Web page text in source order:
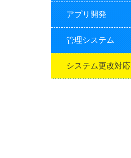
アプリ開発
管理システム
システム更改対応